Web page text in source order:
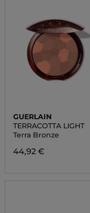
GUERLAIN
TERRACOTTA LIGHT
Terra Bronze
44,92 €